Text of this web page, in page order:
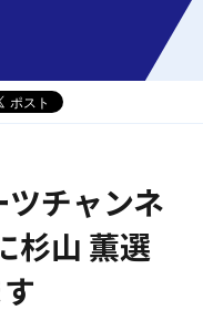
チャンネ
杉山 薫選